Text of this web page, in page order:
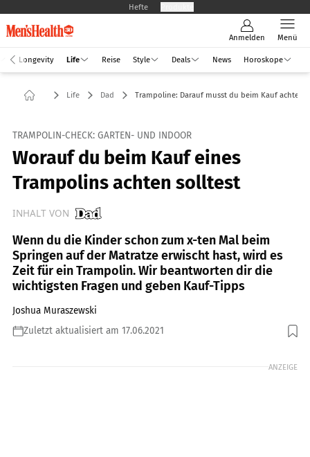
Hefte
Anmelden Menü
Longevity Life Reise Style Deals News Horoskope
Life Dad Trampoline: Darauf musst du beim Kauf achten
TRAMPOLIN-CHECK: GARTEN- UND INDOOR
Worauf du beim Kauf eines
Trampolins achten solltest
INHALT VON
Wenn du die Kinder schon zum x-ten Mal beim
Springen auf der Matratze erwischt hast, wird es
Zeit für ein Trampolin. Wir beantworten dir die
wichtigsten Fragen und geben Kauf-Tipps
Joshua Muraszewski
Zuletzt aktualisiert am 17.06.2021
Foto: Shutterstock.com / nullplus
ANZEIGE